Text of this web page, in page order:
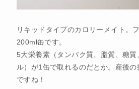
リキッドタイプのカロリーメイト。
200ml缶です。
5大栄養素（タンパク質、脂質、糖質
ル）が1缶で取れるのだとか。産後
ですね！